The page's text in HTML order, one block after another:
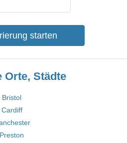
starten
Orte, Städte
Bristol
Cardiff
Preston